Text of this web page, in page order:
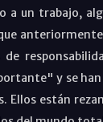
a un trabajo,
y se
Ellos están